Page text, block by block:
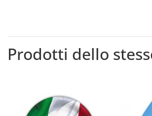
Prodotti dello